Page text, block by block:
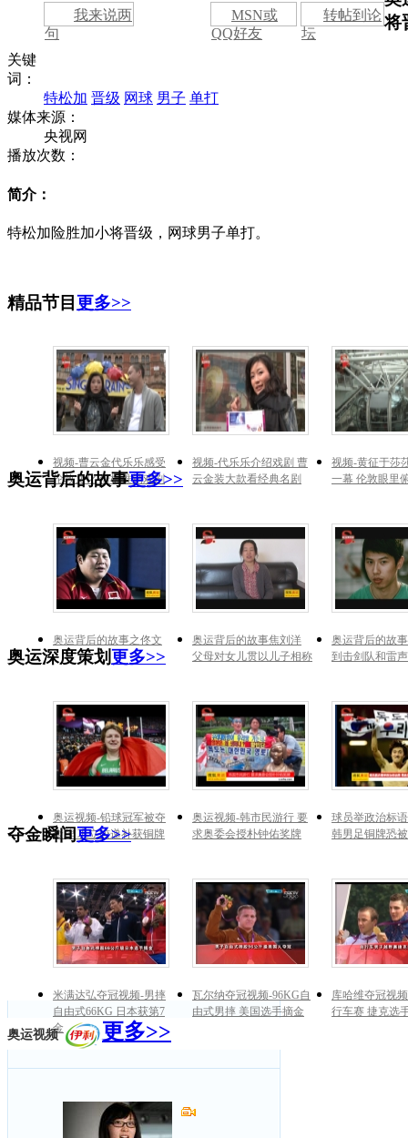
我来说两
句
MSN或
QQ好友
转帖到论
坛
将
关键
词：
特松加 晋级 网球 男子 单打
媒体来源：
央视网
播放次数：
简介：
特松加险胜加小将晋级，网球男子单打。
精品节目 更多>>
视频-曹云金代乐乐感受
伦敦文化 借机推销戏剧
视频-代乐乐介绍戏剧 曹
云金装大款看经典名剧
视频-黄征于莎
一幕 伦敦眼里
奥运背后的故事更多>>
奥运背后的故事之佟文
奥运背后的故事焦刘洋
父母对女儿贯以儿子相称
奥运背后的故
到击剑队和雷
奥运深度策划更多>>
奥运视频-铅球冠军被夺
金牌 巩立姣递补获铜牌
奥运视频-韩市民游行 要
求奥委会授朴钟佑奖牌
球员举政治标
韩男足铜牌恐
夺金瞬间更多>>
米满达弘夺冠视频-男摔
自由式66KG 日本获第7
金
瓦尔纳夺冠视频-96KG自
由式男摔 美国选手摘金
库哈维夺冠视
行车赛 捷克选
奥运视频 更多>>